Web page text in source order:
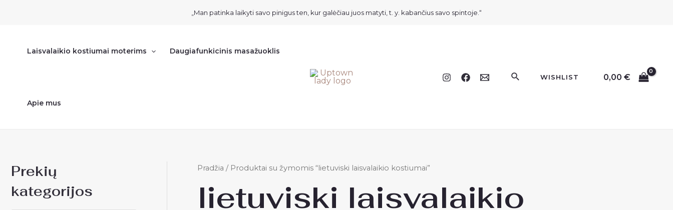
„Man patinka laikyti savo pinigus ten, kur galėčiau juos matyti, t. y. kabančius savo spintoje.“
Laisvalaikio kostiumai moterims Daugiafunkicinis masažuoklis
Apie mus
PaieškaWISHLIST 0,00 €
Prekių
kategorijos
Pradžia / Produktai su žymomis “lietuviski laisvalaikio kostiumai”
lietuviski laisvalaikio